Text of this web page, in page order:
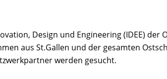
Design und Engineering (IDEE) der
aus St.Gallen und der gesamten
werden gesucht.